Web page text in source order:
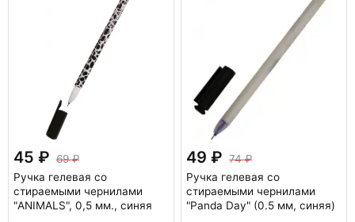
45
69
Ручка гелевая со
стираемыми чернилами
"ANIMALS", 0,5 мм., синяя
49
74
Ручка гелевая со
стираемыми чернилами
"Panda Day" (0.5 мм, синяя)